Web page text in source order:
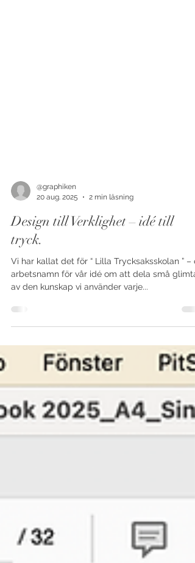
@graphiken
20 aug. 2025
Design till Verklighet – idé till
tryck.
arbetsnamn för vår idé om att dela små glimtar
av den kunskap vi använder varje...